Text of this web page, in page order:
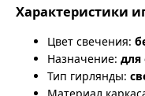
Характеристики
Цвет свечения:
Назначение: для
Тип гирлянды: